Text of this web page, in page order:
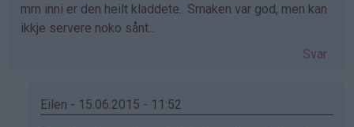
mrn inni er den heilt kladdete.. Smaken var god, men kan
ikkje servere noko sånt...
Svar
Eilen - 15.06.2015 - 11:52